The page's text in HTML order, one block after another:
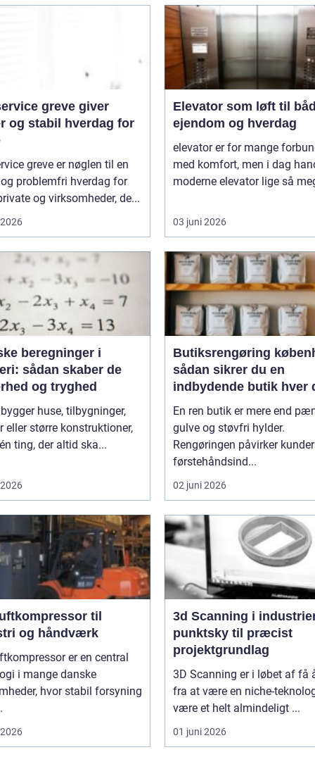
greve giver
og stabil hverdag for
greve er nøglen til en
problemfri hverdag for
og virksomheder, de...
Elevator som løft til
ejendom og hverdag
elevator er for mange
med komfort, men i dag
moderne elevator lige så
03 juni 2026
beregninger i
sådan skaber de
og tryghed
huse, tilbygninger,
eller større konstruktioner,
ting, der altid ska...
Butiksrengøring
sådan sikrer du en
indbydende butik hver
En ren butik er mere end
gulve og støvfri hylder.
Rengøringen påvirker
førstehåndsind...
02 juni 2026
til
og håndværk
er en central
i mange danske
hvor stabil forsyning
3d Scanning i
punktsky til præcist
projektgrundlag
3D Scanning er i løbet af få
fra at være en niche-
være et helt almindeligt ...
01 juni 2026